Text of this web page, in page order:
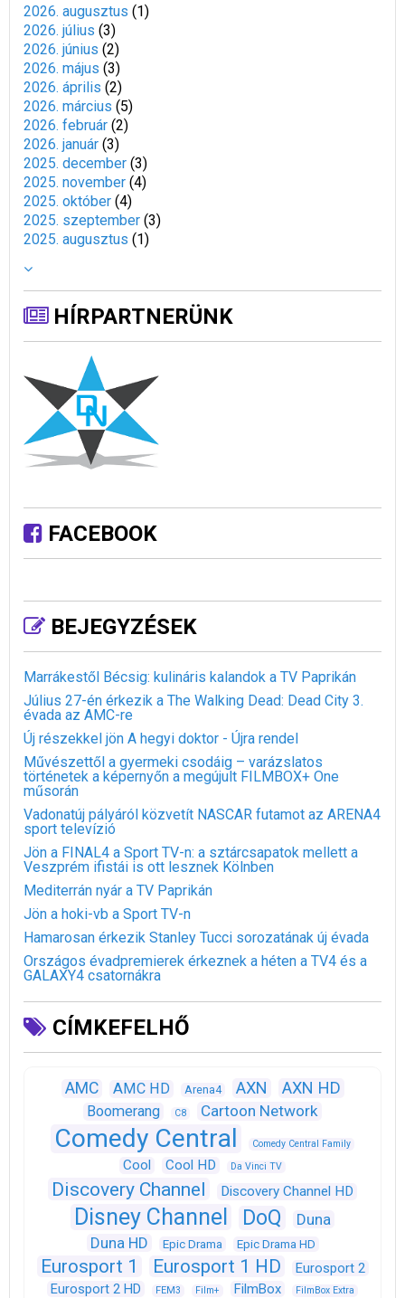
2026. augusztus (1)
2026. július (3)
2026. június (2)
2026. május (3)
2026. április (2)
2026. március (5)
2026. február (2)
2026. január (3)
2025. december (3)
2025. november (4)
2025. október (4)
2025. szeptember (3)
2025. augusztus (1)
HÍRPARTNERÜNK
FACEBOOK
BEJEGYZÉSEK
Marrákestől Bécsig: kulináris kalandok a TV Paprikán
Július 27-én érkezik a The Walking Dead: Dead City 3.
évada az AMC-re
Új részekkel jön A hegyi doktor - Újra rendel
Művészettől a gyermeki csodáig – varázslatos
történetek a képernyőn a megújult FILMBOX+ One
műsorán
Vadonatúj pályáról közvetít NASCAR futamot az ARENA4
sport televízió
Jön a FINAL4 a Sport TV-n: a sztárcsapatok mellett a
Veszprém ifistái is ott lesznek Kölnben
Mediterrán nyár a TV Paprikán
Jön a hoki-vb a Sport TV-n
Hamarosan érkezik Stanley Tucci sorozatának új évada
Országos évadpremierek érkeznek a héten a TV4 és a
GALAXY4 csatornákra
CÍMKEFELHŐ
AMC AMC HD Arena4 AXN AXN HD
Boomerang C8 Cartoon Network
Comedy Central Comedy Central Family
Cool Cool HD Da Vinci TV
Discovery Channel Discovery Channel HD
Disney Channel DoQ
Duna
Duna HD
Epic Drama Epic Drama HD
Eurosport 1 Eurosport 1 HD
Eurosport 2
Eurosport 2 HD
FEM3 Film+ FilmBox FilmBox Extra